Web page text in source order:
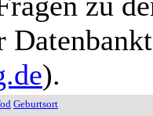
).
Geburtsort